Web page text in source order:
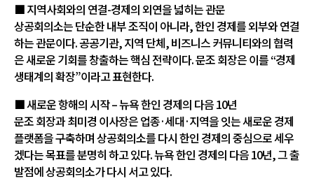
■ 지역사회와의 연결-경제의 외연을 넓히는 관문
상공회의소는 단순한 내부 조직이 아니라, 한인 경제를 외부와 연결
하는 관문이다. 공공기관, 지역 단체, 비즈니스 커뮤니티와의 협력
은 새로운 기회를 창출하는 핵심 전략이다. 문조 회장은 이를 “경제
생태계의 확장”이라고 표현한다.
■ 새로운 항해의 시작 – 뉴욕 한인 경제의 다음 10년
문조 회장과 최미경 이사장은 업종·세대·지역을 잇는 새로운 경제
플랫폼을 구축하며 상공회의소를 다시 한인 경제의 중심으로 세우
겠다는 목표를 분명히 하고 있다. 뉴욕 한인 경제의 다음 10년, 그 출
발점에 상공회의소가 다시 서고 있다.